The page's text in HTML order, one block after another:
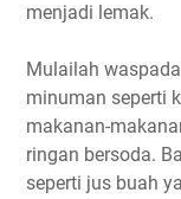
menjadi lemak.
Mulailah
minuman seperti
makanan-
ringan bersoda.
seperti jus buah